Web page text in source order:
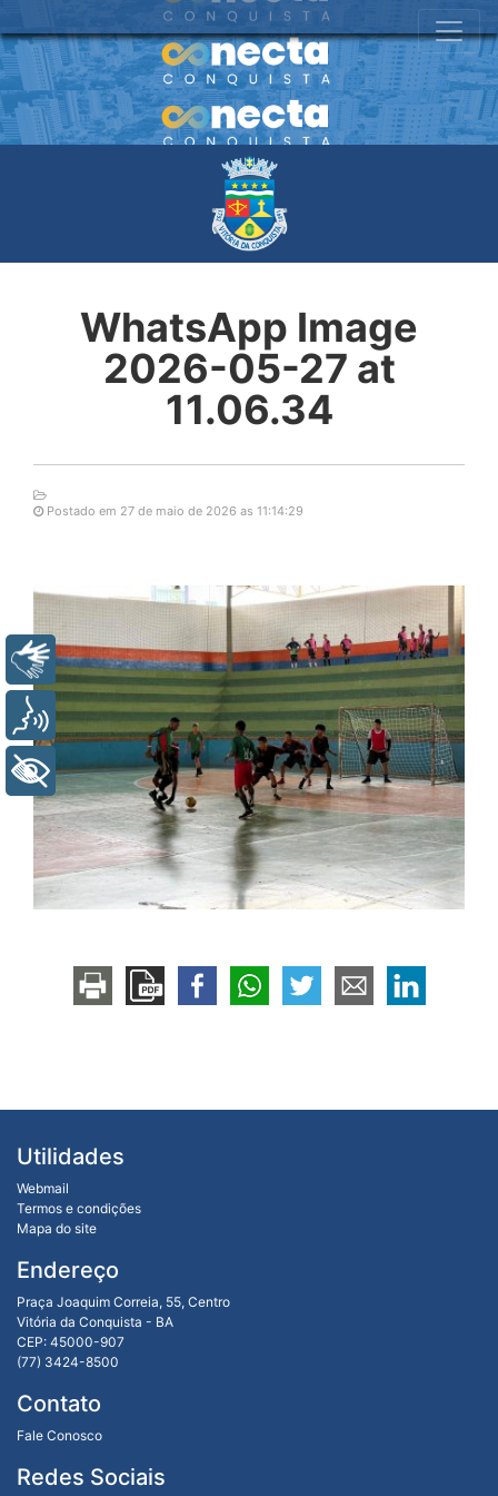
WhatsApp Image
2026-05-27 at
11.06.34
Postado em 27 de maio de 2026 as 11:14:29
Utilidades
Webmail
Termos e condições
Mapa do site
Endereço
Praça Joaquim Correia, 55, Centro
Vitória da Conquista - BA
CEP: 45000-907
(77) 3424-8500
Contato
Fale Conosco
Redes Sociais
Libras
Voz
+ Acessibilidade